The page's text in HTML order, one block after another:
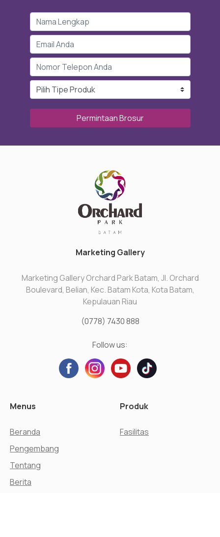
Permintaan Brosur
Marketing Gallery
Marketing Gallery Orchard Park Batam, Jl. Orchard
Boulevard, Belian, Kec. Batam Kota, Kota Batam,
Kepulauan Riau
(0778) 7430 888
Follow us:
Menus
Beranda
Pengembang
Tentang
Berita
Produk
Fasilitas